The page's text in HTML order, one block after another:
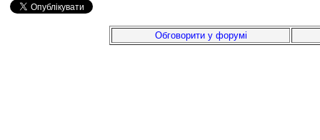
Обговорити у форумі